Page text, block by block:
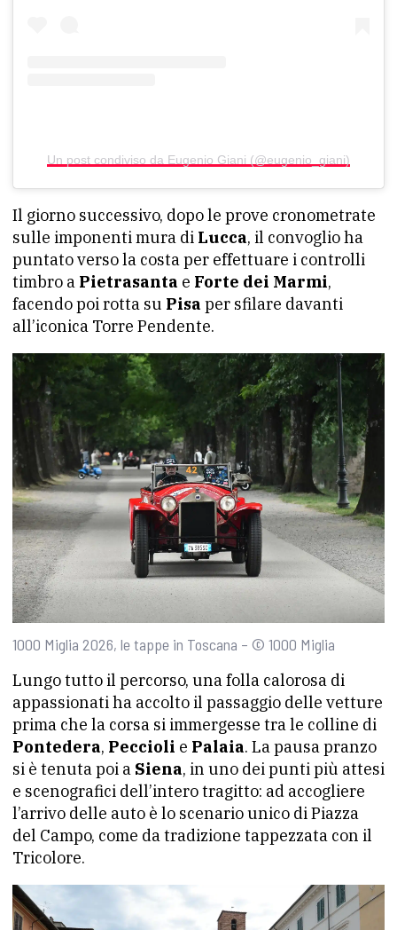
Un post condiviso da Eugenio Giani (@eugenio_giani)
Il giorno successivo, dopo le prove cronometrate
sulle imponenti mura di Lucca, il convoglio ha
puntato verso la costa per effettuare i controlli
timbro a Pietrasanta e Forte dei Marmi,
facendo poi rotta su Pisa per sfilare davanti
all’iconica Torre Pendente.
1000 Miglia 2026, le tappe in Toscana – © 1000 Miglia
Lungo tutto il percorso, una folla calorosa di
appassionati ha accolto il passaggio delle vetture
prima che la corsa si immergesse tra le colline di
Pontedera, Peccioli e Palaia. La pausa pranzo
si è tenuta poi a Siena, in uno dei punti più attesi
e scenografici dell’intero tragitto: ad accogliere
l’arrivo delle auto è lo scenario unico di Piazza
del Campo, come da tradizione tappezzata con il
Tricolore.